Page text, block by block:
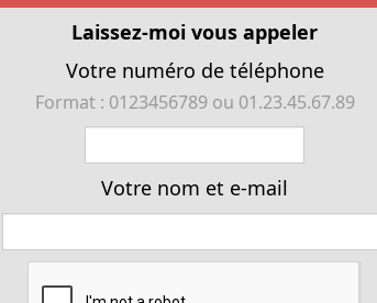
Laissez-moi vous appeler
Votre numéro de téléphone
Format : 0123456789 ou 01.23.45.67.89
Votre nom et e-mail
Tous nos pianos d'occasion
Location avec option d'achat